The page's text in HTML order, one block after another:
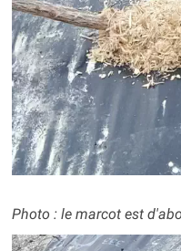
Photo : le marcot est